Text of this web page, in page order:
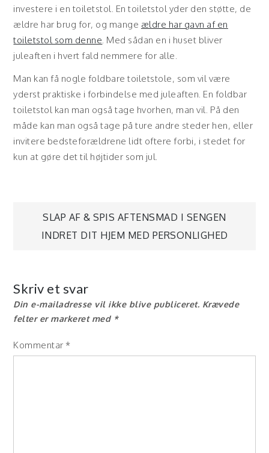
investere i en toiletstol. En toiletstol yder den støtte, de
ældre har brug for, og mange ældre har gavn af en
toiletstol som denne . Med sådan en i huset bliver
juleaften i hvert fald nemmere for alle.
Man kan få nogle foldbare toiletstole, som vil være
yderst praktiske i forbindelse med juleaften. En foldbar
toiletstol kan man også tage hvorhen, man vil. På den
måde kan man også tage på ture andre steder hen, eller
invitere bedsteforældrene lidt oftere forbi, i stedet for
kun at gøre det til højtider som jul.
Indlægsnavigation
SLAP AF & SPIS AFTENSMAD I SENGEN
INDRET DIT HJEM MED PERSONLIGHED
Skriv et svar
Din e-mailadresse vil ikke blive publiceret. Krævede
felter er markeret med *
Kommentar *